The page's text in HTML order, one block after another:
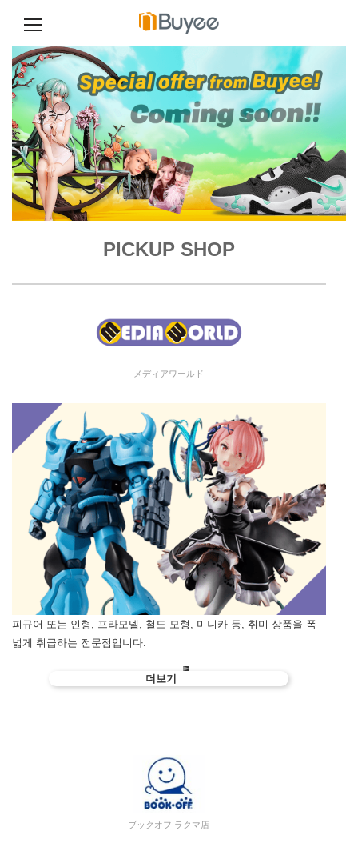
텐
츠
로
건
너
뛰
기
PICKUP SHOP
メディアワールド
피규어 또는 인형, 프라모델, 철도 모형, 미니카 등, 취미 상품을 폭
넓게 취급하는 전문점입니다.
더보기
ブックオフ ラクマ店